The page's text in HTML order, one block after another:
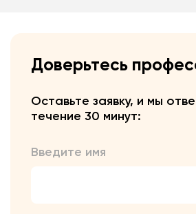
Доверьтесь
Оставьте заявку, и мы
течение 30 минут:
Введите имя